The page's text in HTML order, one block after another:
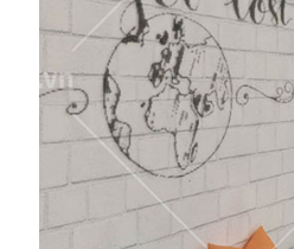
Highlands Sunwah do QDC
không gian hai mặt tiền rộng rãi
hiện đại, sang
Chi tiết